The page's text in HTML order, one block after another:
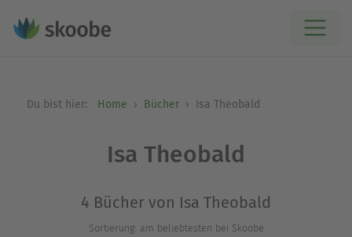
Du bist hier: Home Bücher Isa Theobald
Isa Theobald
4 Bücher von Isa Theobald
Sortierung: am beliebtesten bei Skoobe